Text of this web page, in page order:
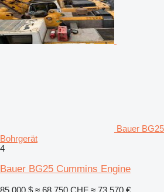
Bauer
Bohrgerät
4
Bauer BG25 Cummins Engine
85.000 $ ≈ 68.750 CHF ≈ 73.570 €